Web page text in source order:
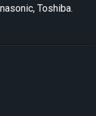
Toshiba.